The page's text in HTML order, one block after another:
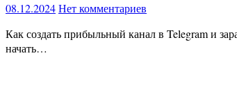
08.12.2024Нет комментариев
Как создать прибыльный канал в Telegram и заработать 200 000 рублей за 2 месяца, уделяя 2–3 часа в день Хочешь построить успешный Telegram-канал с нуля, сделать его популярным и
начать…